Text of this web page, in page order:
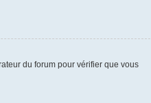
du forum pour vérifier que vous